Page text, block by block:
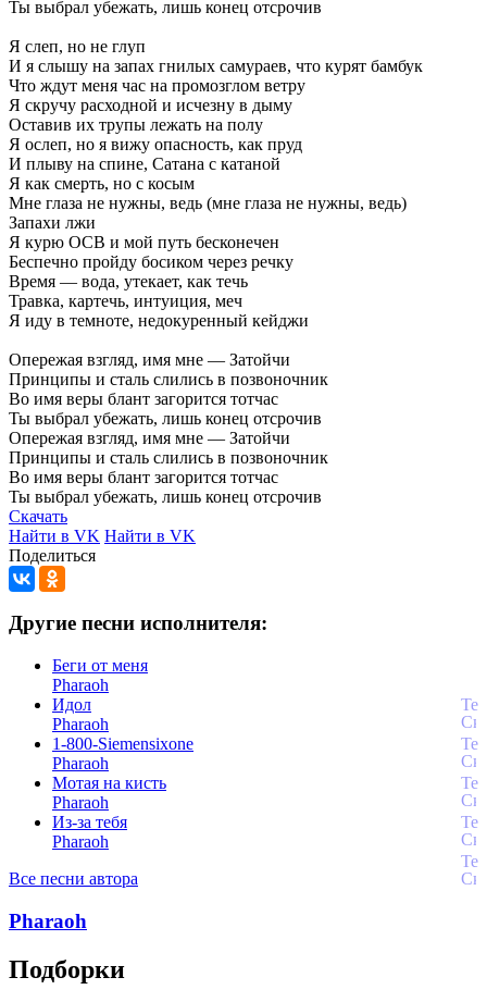
Ты выбрал убежать, лишь конец отсрочив
Я слеп, но не глуп
И я слышу на запах гнилых самураев, что курят бамбук
Что ждут меня час на промозглом ветру
Я скручу расходной и исчезну в дыму
Оставив их трупы лежать на полу
Я ослеп, но я вижу опасность, как пруд
И плыву на спине, Сатана с катаной
Я как смерть, но с косым
Мне глаза не нужны, ведь (мне глаза не нужны, ведь)
Запахи лжи
Я курю OCB и мой путь бесконечен
Беспечно пройду босиком через речку
Время — вода, утекает, как течь
Травка, картечь, интуиция, меч
Я иду в темноте, недокуренный кейджи
Опережая взгляд, имя мне — Затойчи
Принципы и сталь слились в позвоночник
Во имя веры блант загорится тотчас
Ты выбрал убежать, лишь конец отсрочив
Опережая взгляд, имя мне — Затойчи
Принципы и сталь слились в позвоночник
Во имя веры блант загорится тотчас
Ты выбрал убежать, лишь конец отсрочив
Скачать
Найти в VK Найти в VK
Поделиться
Другие песни исполнителя:
Беги от меня
Pharaoh
Идол
Pharaoh
1-800-Siemensixone
Pharaoh
Мотая на кисть
Pharaoh
Из-за тебя
Pharaoh
Все песни автора
Pharaoh
Подборки